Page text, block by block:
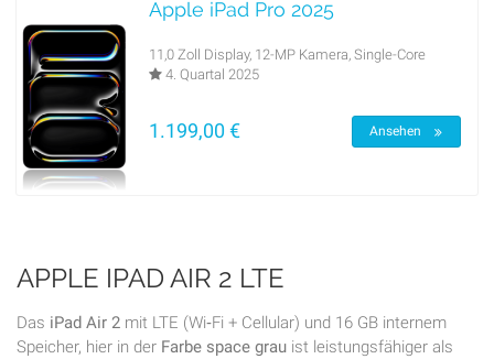
Apple iPad Pro 2025
11,0 Zoll Display, 12-MP Kamera, Single-Core
4. Quartal 2025
1.199,00 € Ansehen
APPLE IPAD AIR 2 LTE
Das iPad Air 2 mit LTE (Wi‑Fi + Cellular) und 16 GB internem
Speicher, hier in der Farbe space grau ist leistungsfähiger als